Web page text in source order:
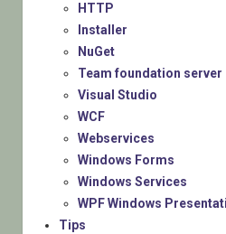
HTTP
Installer
NuGet
Team foundation server
Visual Studio
WCF
Webservices
Windows Forms
Windows Services
WPF Windows
Tips